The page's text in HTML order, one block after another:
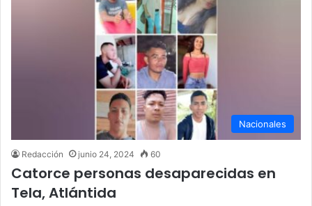
Nacionales
Redacción junio 24, 2024 60
Catorce personas desaparecidas en
Tela, Atlántida